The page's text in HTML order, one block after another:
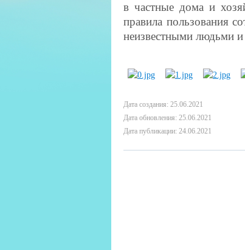
в частные дома и
правила пользования
неизвестными людьми и
Дата создания: 25.06.2021
Дата обновления: 25.06.2021
Дата публикации: 24.06.2021